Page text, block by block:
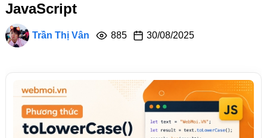
JavaScript
Trần Thị Vân 885 30/08/2025